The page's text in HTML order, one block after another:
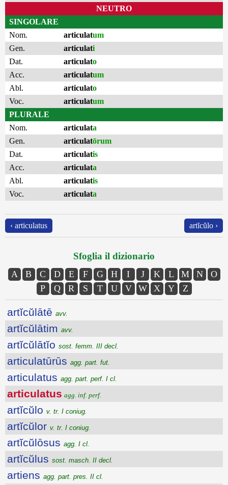
NEUTRO
SINGOLARE
Nom.
articulatum
Gen.
articulati
Dat.
articulato
Acc.
articulatum
Abl.
articulato
Voc.
articulatum
PLURALE
Nom.
articulata
Gen.
articulatōrum
Dat.
articulatis
Acc.
articulata
Abl.
articulatis
Voc.
articulata
‹ articulatus artĭcŭlo ›
Sfoglia il dizionario
A B C D E F G H I J K L M N
O
P
Q R S T U V W X Y Z
artĭcŭlātē avv.
artĭcŭlātim avv.
artĭcŭlātĭo sost. femm. III decl.
articulatūrūs agg. part. fut.
articulatus agg. part. perf. I cl.
articulatus agg. inf. perf.
artĭcŭlo v. tr. I coniug.
artĭcŭlor v. tr. I coniug.
artĭcŭlōsus agg. I cl.
artĭcŭlus sost. masch. II decl.
artiens agg. part. pres. II cl.